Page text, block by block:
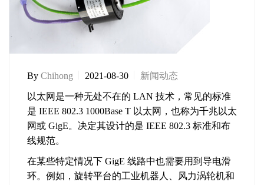
By Chihong 2021-08-30 新闻动态
以太网是一种无处不在的 LAN 技术，常见的标准
是 IEEE 802.3 1000Base T 以太网，也称为千兆以太
网或 GigE。决定其设计的是 IEEE 802.3 标准和布
线规范。
在某些特定情况下 GigE 线路中也需要用到导电滑
环。例如，旋转平台的工业机器人、风力涡轮机和